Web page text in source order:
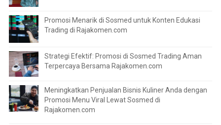
Promosi Menarik di Sosmed untuk Konten Edukasi
Trading di Rajakomen.com
Strategi Efektif: Promosi di Sosmed Trading Aman
Terpercaya Bersama Rajakomen.com
Meningkatkan Penjualan Bisnis Kuliner Anda dengan
Promosi Menu Viral Lewat Sosmed di
Rajakomen.com